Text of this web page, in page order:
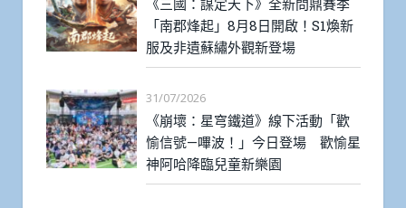
「南郡烽起」8月8日開啟！S1煥新
服及非遺蘇繡外觀新登場
31/07/2026
《崩壞：星穹鐵道》線下活動「歡
愉信號—嗶波！」今日登場 歡愉星
神阿哈降臨兒童新樂園